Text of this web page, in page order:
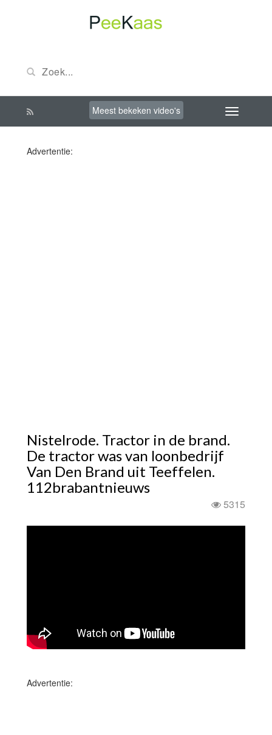
Meest bekeken video's
Advertentie:
Nistelrode. Tractor in de brand.
De tractor was van loonbedrijf
Van Den Brand uit Teeffelen.
112brabantnieuws
5315
Advertentie: